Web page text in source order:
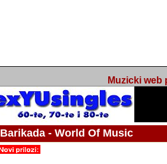
Muzicki web
Barikada - World Of Music